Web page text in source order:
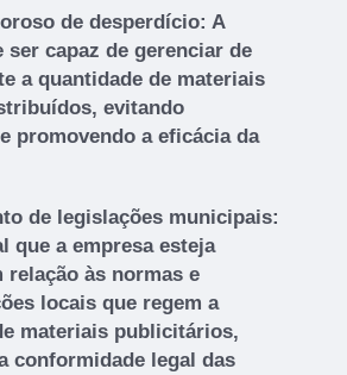
de desperdício: A
ser capaz de gerenciar de
a quantidade de materiais
evitando
promovendo a eficácia da
de legislações municipais:
que a empresa esteja
relação às normas e
locais que regem a
materiais publicitários,
conformidade legal das